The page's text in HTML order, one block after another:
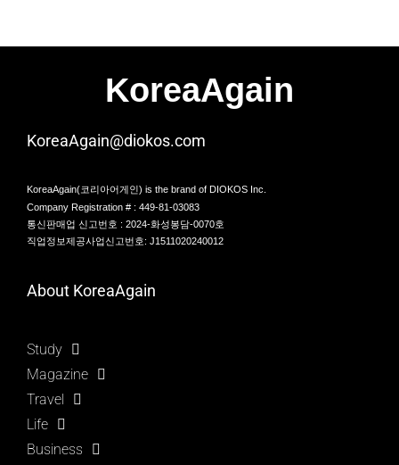
KoreaAgain
KoreaAgain@diokos.com
KoreaAgain(코리아어게인) is the brand of DIOKOS Inc.
Company Registration # : 449-81-03083
통신판매업 신고번호 : 2024-화성봉담-0070호
직업정보제공사업신고번호: J1511020240012
About KoreaAgain
Study
Magazine
Travel
Life
Business